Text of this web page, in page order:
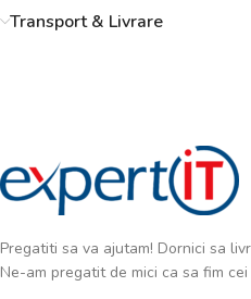
Transport & Livrare
Pregatiti sa va ajutam! Dornici sa
Ne-am pregatit de mici ca sa fim cei